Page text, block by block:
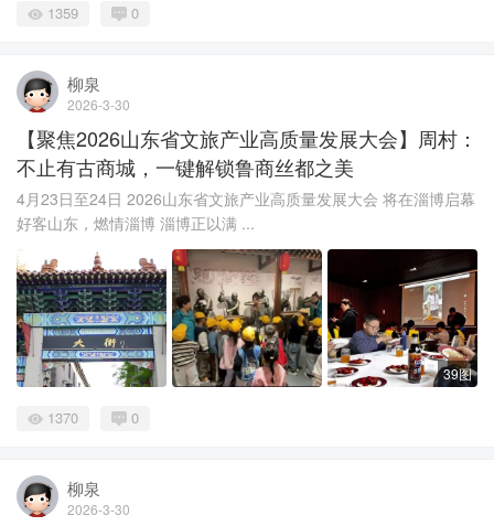
1359 0
柳泉
2026-3-30
【聚焦2026山东省文旅产业高质量发展大会】周村：
不止有古商城，一键解锁鲁商丝都之美
4月23日至24日 2026山东省文旅产业高质量发展大会 将在淄博启幕
好客山东，燃情淄博 淄博正以满 ...
39图
1370 0
柳泉
2026-3-30